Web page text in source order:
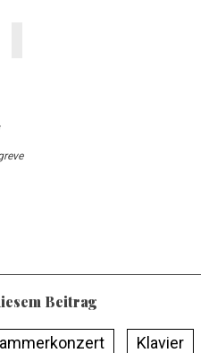
Beitrag
Klavier